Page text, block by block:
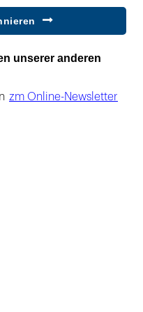
unserer anderen
zm Online-Newsletter